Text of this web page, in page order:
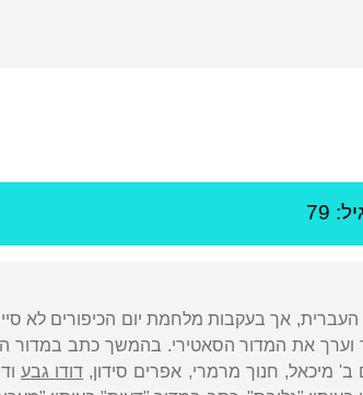
79
העברית, אך בעקבות מלחמת יום הכיפורים לא
וערך את המדור הסאטירי. בהמשך כתב במדור
דודו גבע